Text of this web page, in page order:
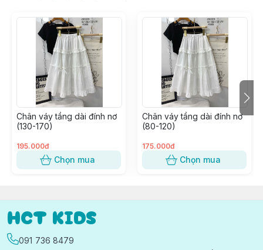
Chân váy tầng dài đính nơ
(130-170)
195.000đ
Chọn mua
Chân váy tầng dài đính nơ
(80-120)
175.000đ
Chọn mua
HCT KIDS
091 736 8479